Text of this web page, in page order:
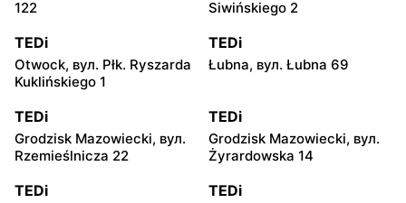
122
Siwińskiego 2
TEDi
Otwock, вул. Płk. Ryszarda
Kuklińskiego 1
TEDi
Łubna, вул. Łubna 69
TEDi
Grodzisk Mazowiecki, вул.
Rzemieślnicza 22
TEDi
Grodzisk Mazowiecki, вул.
Żyrardowska 14
TEDi TEDi